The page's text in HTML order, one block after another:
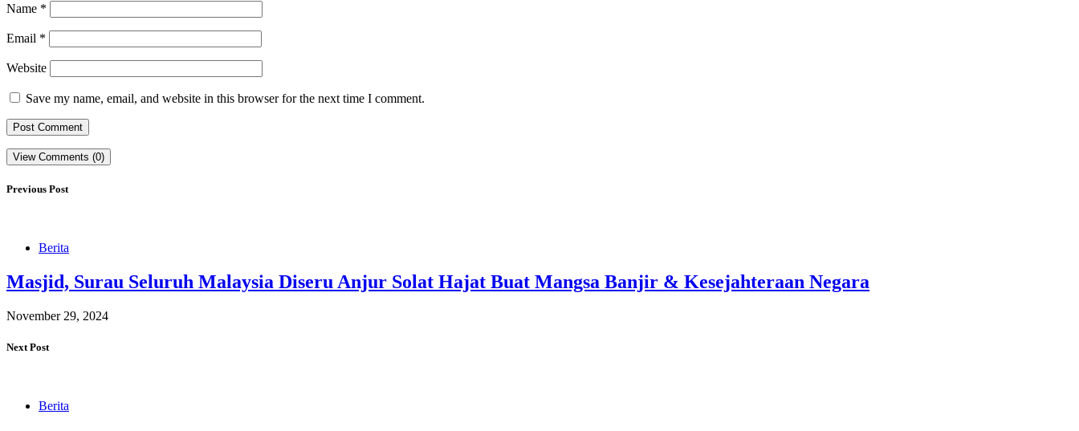
Name *
Email *
Website
Save my name, email, and website in this browser for the next time I comment.
View Comments (0)
Previous Post
Berita
Masjid, Surau Seluruh Malaysia Diseru Anjur Solat Hajat Buat Mangsa Banjir & Kesejahteraan Negara
November 29, 2024
Next Post
Berita